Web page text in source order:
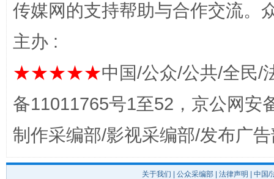
完善运行机制助力责任有效落实 一纸欠
传媒网的支持帮助与合作交流。
主办 :
★★★★★中国/公众/公共/全民/
备11011765号1至52，京公网安
制作采编部/影视采编部/发布广
关于我们 公众采编部 法律声明 | 中国